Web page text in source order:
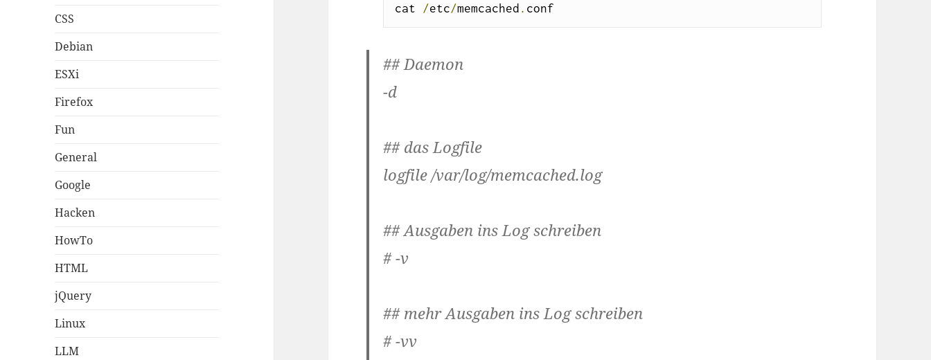
CSS
Debian
ESXi
Firefox
Fun
General
Google
Hacken
HowTo
HTML
jQuery
Linux
LLM
cat /etc/memcached . conf
## Daemon
-d
## das Logfile
logfile /var/log/memcached.log
## Ausgaben ins Log schreiben
# -v
## mehr Ausgaben ins Log schreiben
# -vv